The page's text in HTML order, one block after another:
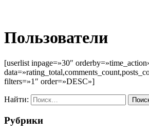
Пользователи
[userlist inpage=»30″
filters=»1″ order=»DESC»]
Найти:
Рубрики